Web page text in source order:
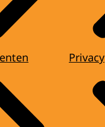
Privacy